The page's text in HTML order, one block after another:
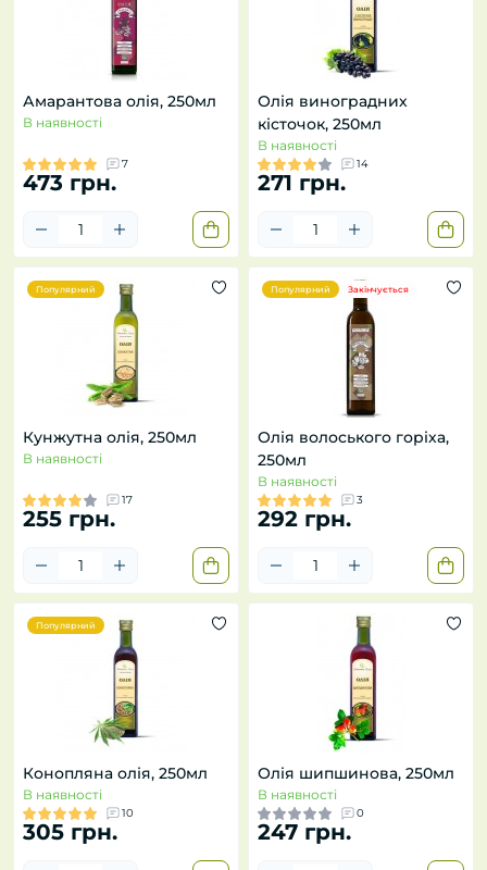
Амарантова олія, 250мл
В наявності
7
473 грн.
Олія виноградних
кісточок, 250мл
В наявності
14
271 грн.
Популярний
Кунжутна олія, 250мл
В наявності
17
255 грн.
Популярний Закінчується
Олія волоського горіха,
250мл
В наявності
3
292 грн.
Популярний
Конопляна олія, 250мл
В наявності
10
305 грн.
Олія шипшинова, 250мл
В наявності
0
247 грн.